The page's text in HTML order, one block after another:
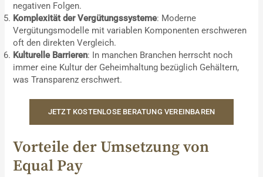
negativen Folgen.
Komplexität der Vergütungssysteme: Moderne
Vergütungsmodelle mit variablen Komponenten erschweren
oft den direkten Vergleich.
Kulturelle Barrieren: In manchen Branchen herrscht noch
immer eine Kultur der Geheimhaltung bezüglich Gehältern,
was Transparenz erschwert.
JETZT KOSTENLOSE BERATUNG VEREINBAREN
Vorteile der Umsetzung von
Equal Pay